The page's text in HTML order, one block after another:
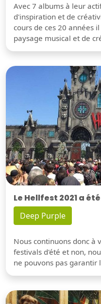
Avec 7 albums à leur
d'inspiration et de
cours de ces 20 années
paysage musical et de
Le Hellfest 2021 a
Deep Purple
Nous continuons donc à
festivals d'été et non,
ne pouvons pas garantir